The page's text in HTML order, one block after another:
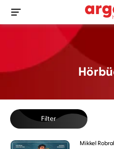
Filter
Mikkel